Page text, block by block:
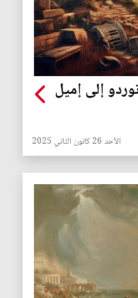
إلى إميل
الأحد 26 كانون الثاني 2025